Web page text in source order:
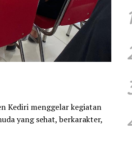
Kediri menggelar kegiatan
yang sehat, berkarakter,